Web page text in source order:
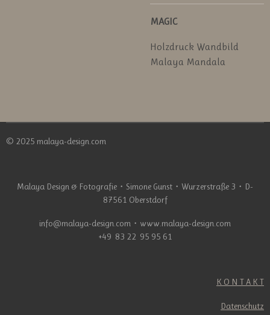
MAGIC
Holzdruck Wandbild
Malaya Mandala
© 2025 malaya-design.com
Malaya Design & Fotografie ・ Simone Gunst ・ Wurzerstraße 3 ・ D-
87561 Oberstdorf
info@malaya-design.com ・ www.malaya-design.com
+49 83 22 95 95 61
K O N T A K T
Datenschutz